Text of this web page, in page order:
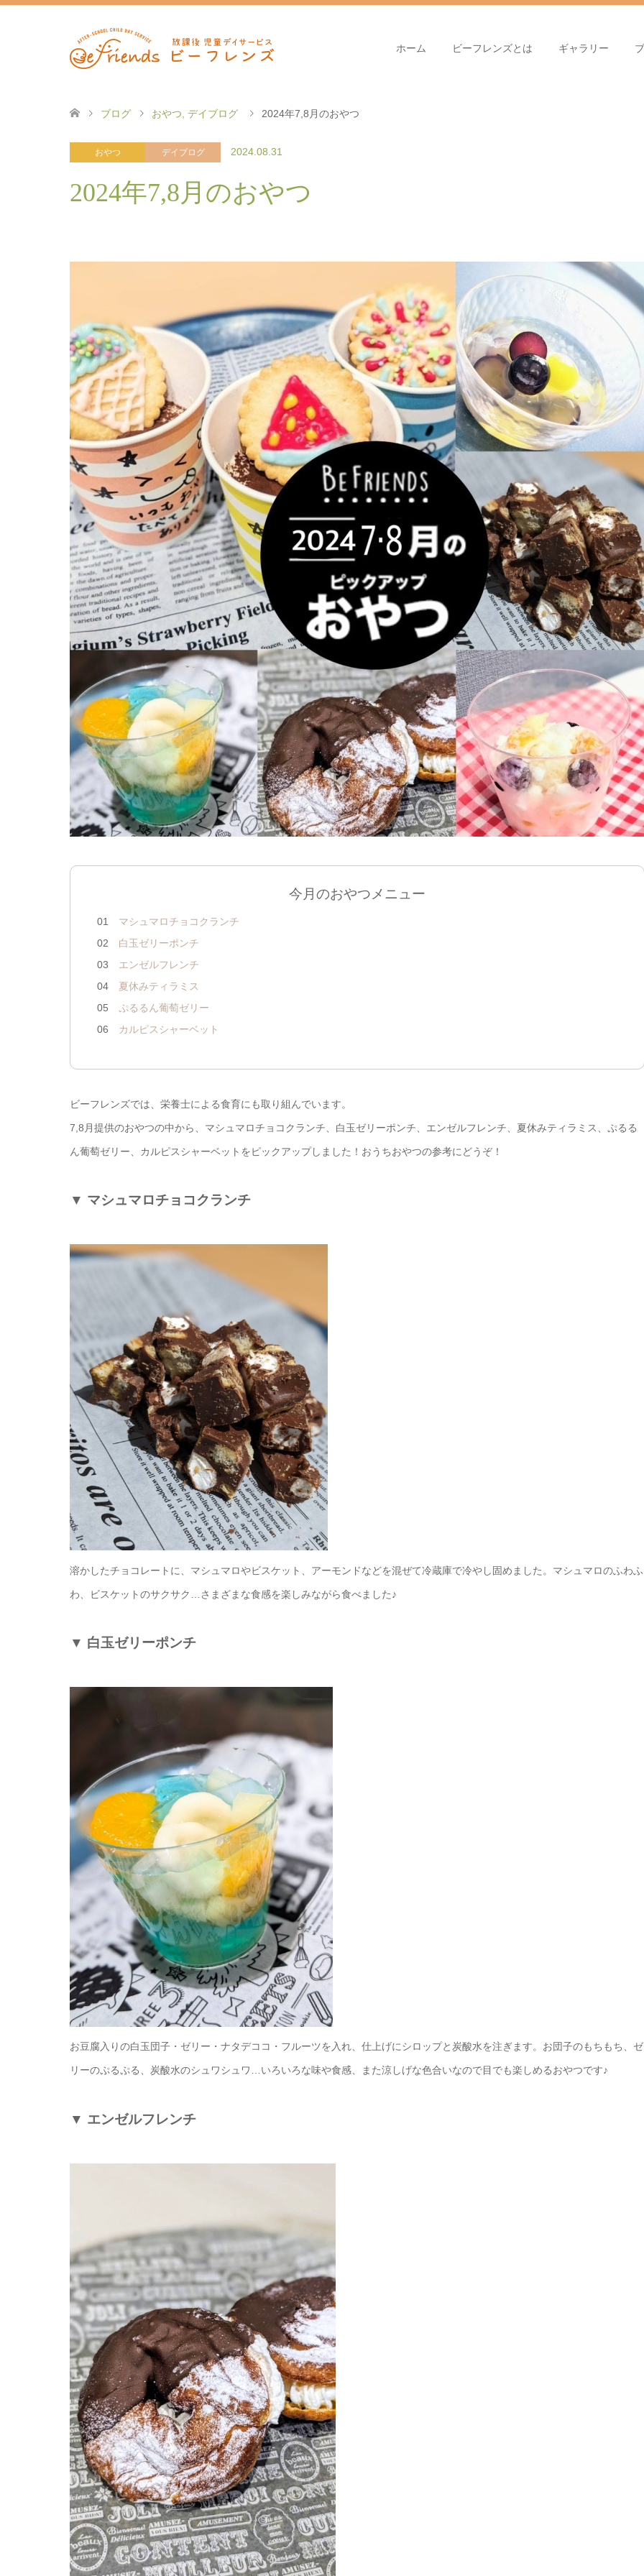
ホーム ビーフレンズとは ギャラリー
ブログ おやつ デイブログ 2024年7,8月のおやつ
おやつ デイブログ 2024.08.31
2024年7,8月のおやつ
今月のおやつメニュー
01
マシュマロチョコクランチ
02 白玉ゼリーポンチ
03 エンゼルフレンチ
04 夏休みティラミス
05 ぷるるん葡萄ゼリー
06 カルピスシャーベット
ビーフレンズでは、栄養士による食育にも取り組んでいます。
7,8月提供のおやつの中から、マシュマロチョコクランチ、白玉ゼリーポンチ、エンゼルフレンチ、夏休みティラミス、ぷるる
ん葡萄ゼリー、カルピスシャーベットをピックアップしました！おうちおやつの参考にどうぞ！
▼ マシュマロチョコクランチ
溶かしたチョコレートに、マシュマロやビスケット、アーモンドなどを混ぜて冷蔵庫で冷やし固めました。マシュマロのふわふ
わ、ビスケットのサクサク…さまざまな食感を楽しみながら食べました♪
▼ 白玉ゼリーポンチ
お豆腐入りの白玉団子・ゼリー・ナタデココ・フルーツを入れ、仕上げにシロップと炭酸水を注ぎます。お団子のもちもち、ゼ
リーのぷるぷる、炭酸水のシュワシュワ…いろいろな味や食感、また涼しげな色合いなので目でも楽しめるおやつです♪
▼ エンゼルフレンチ